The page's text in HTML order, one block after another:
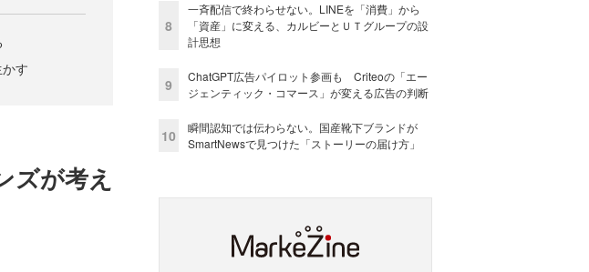
す
ズが考え
8
一斉配信で終わらせない。LINEを「消費」から
「資産」に変える、カルビーとＵＴグループの設
計思想
9
ChatGPT広告パイロット参画も Criteoの「エー
ジェンティック・コマース」が変える広告の判断
10
瞬間認知では伝わらない。国産靴下ブランドが
SmartNewsで見つけた「ストーリーの届け方」